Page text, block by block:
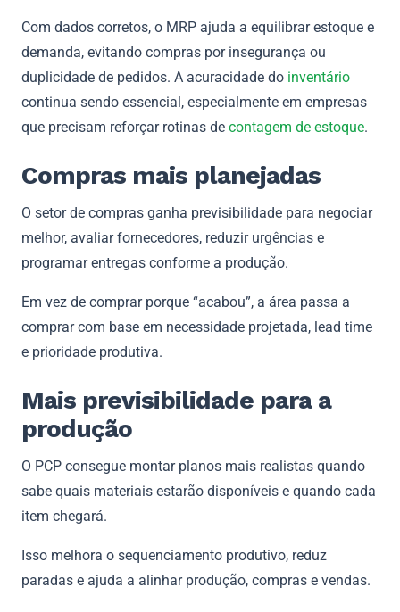
Com dados corretos, o MRP ajuda a equilibrar estoque e
demanda, evitando compras por insegurança ou
duplicidade de pedidos. A acuracidade do inventário
continua sendo essencial, especialmente em empresas
que precisam reforçar rotinas de contagem de estoque.
Compras mais planejadas
O setor de compras ganha previsibilidade para negociar
melhor, avaliar fornecedores, reduzir urgências e
programar entregas conforme a produção.
Em vez de comprar porque “acabou”, a área passa a
comprar com base em necessidade projetada, lead time
e prioridade produtiva.
Mais previsibilidade para a
produção
O PCP consegue montar planos mais realistas quando
sabe quais materiais estarão disponíveis e quando cada
item chegará.
Isso melhora o sequenciamento produtivo, reduz
paradas e ajuda a alinhar produção, compras e vendas.